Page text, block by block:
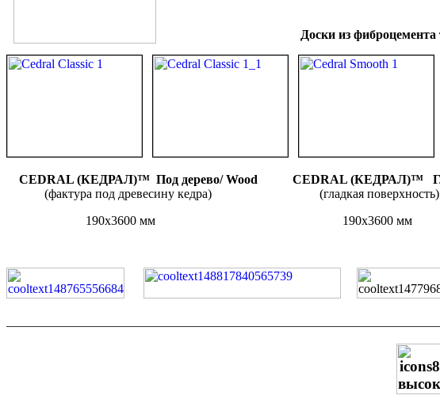
Доски из
CEDRAL (КЕДРАЛ)™ Под дерево/ Wood CEDRAL (КЕДРАЛ)™
(фактура под древесину кедра) (гладкая поверхность)
190х3600 мм 190х3600 мм